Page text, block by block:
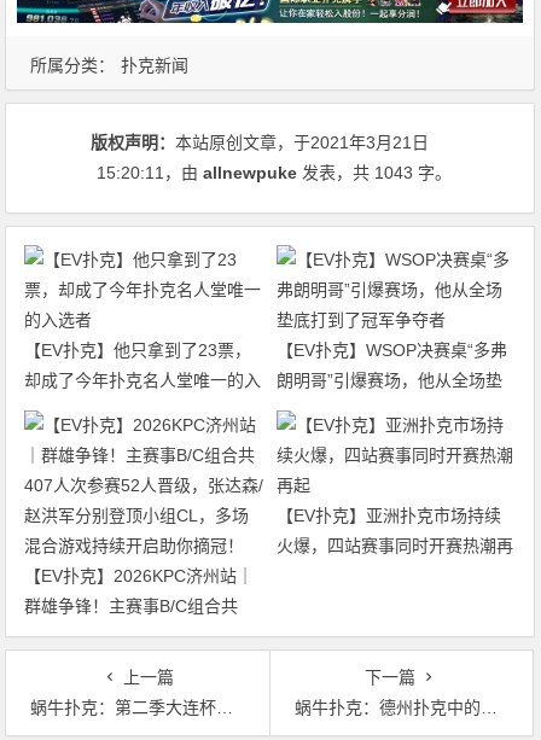
所属分类： 扑克新闻
版权声明：本站原创文章，于2021年3月21日
15:20:11 ，由allnewpuke 发表，共 1043 字。
【EV扑克】他只拿到了23票，
却成了今年扑克名人堂唯一的入
选者
【EV扑克】WSOP决赛桌“多弗
朗明哥”引爆赛场，他从全场垫
底打到了冠军争夺者
【EV扑克】2026KPC济州站｜
群雄争锋！主赛事B/C组合共
407人次参赛52人晋级，张达森/
赵洪军分别登顶小组CL，多场
混合游戏持续开启助你摘冠！
【EV扑克】亚洲扑克市场持续
火爆，四站赛事同时开赛热潮再
上一篇
蜗牛扑克：第二季大连杯｜主赛事九人决赛桌产生 孙云升领跑全场！
下一篇
蜗牛扑克：德州扑克中的波动 ，如何应对波动